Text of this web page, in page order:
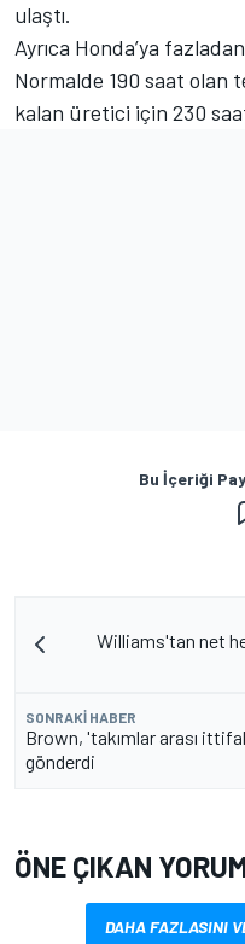
ulaştı.
Ayrıca Honda’ya
Normalde 190 saat olan
kalan üretici için 230
Bu İçeriği
Williams'tan net
SONRAKI HABER
Brown, 'takımlar arası
gönderdi
ÖNE ÇIKAN
DAHA FAZLASINI